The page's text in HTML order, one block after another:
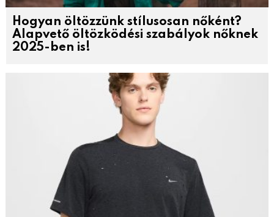
Hogyan öltözzünk stílusosan nőként?
Alapvető öltözködési szabályok nőknek
2025-ben is!